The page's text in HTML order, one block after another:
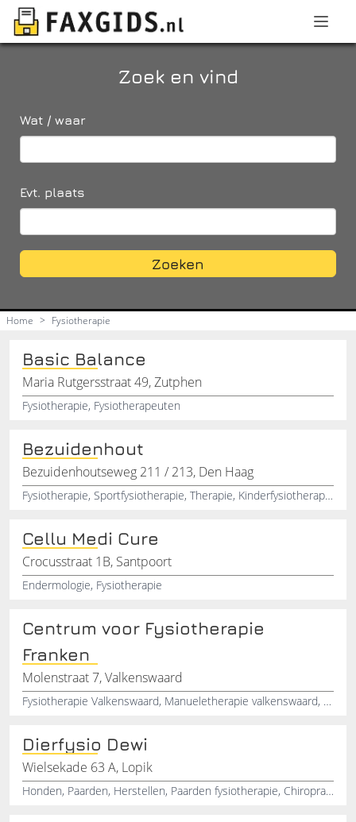
Zoek en vind
Wat / waar
Evt. plaats
Zoeken
Home > Fysiotherapie
Basic Balance
Maria Rutgersstraat 49, Zutphen
Fysiotherapie, Fysiotherapeuten
Bezuidenhout
Bezuidenhoutseweg 211 / 213, Den Haag
Fysiotherapie, Sportfysiotherapie, Therapie, Kinderfysiotherapie, Revalidatie, Den Haag
Cellu Medi Cure
Crocusstraat 1B, Santpoort
Endermologie, Fysiotherapie
Centrum voor Fysiotherapie
Franken
Molenstraat 7, Valkenswaard
Fysiotherapie Valkenswaard, Manueletherapie valkenswaard, Oedeemtherapie Valkenswaard, SportfysiotherapieValkenswaard, Fysiofitness Valkenswaard
Dierfysio Dewi
Wielsekade 63 A, Lopik
Honden, Paarden, Herstellen, Paarden fysiotherapie, Chiropractor